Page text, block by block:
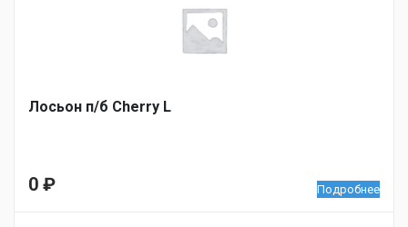
Лосьон п/б Cherry L
0 ₽ Подробнее